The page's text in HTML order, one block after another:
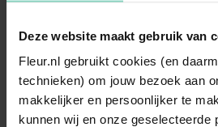
Deze website maakt gebruik van
Fleur.nl gebruikt cookies (en
technieken) om jouw bezoek aan
makkelijker en persoonlijker te
kunnen wij en onze geselecteerde
Drakenbloedboom
stam